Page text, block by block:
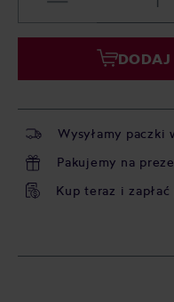
Wysyłamy paczki
Pakujemy na
Kup teraz i